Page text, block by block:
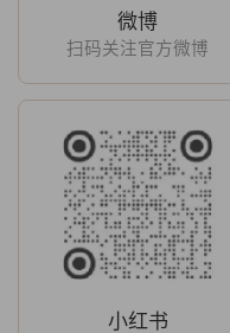
微博
扫码关注官方微博
小红书